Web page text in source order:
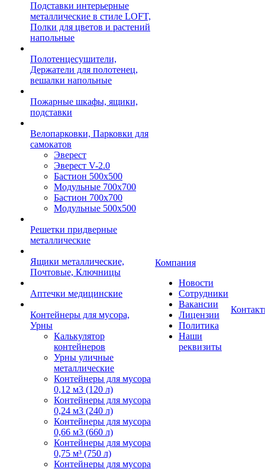
Подставки интерьерные
металлические в стиле LOFT,
Полки для цветов и растений
напольные
Полотенцесушители,
Держатели для полотенец,
вешалки напольные
Пожарные шкафы, ящики,
подставки
Велопарковки, Парковки для
самокатов
Эверест
Эверест V-2.0
Бастион 500х500
Модульные 700х700
Бастион 700х700
Модульные 500х500
Решетки придверные
металлические
Ящики металлические,
Почтовые, Ключницы
Аптечки медицинские
Контейнеры для мусора,
Урны
Калькулятор
контейнеров
Урны уличные
металлические
Контейнеры для мусора
0,12 м3 (120 л)
Контейнеры для мусора
0,24 м3 (240 л)
Контейнеры для мусора
0,66 м3 (660 л)
Контейнеры для мусора
0,75 м³ (750 л)
Контейнеры для мусора
Компания
Новости
Сотрудники
Вакансии
Лицензии
Политика
Наши
реквизиты